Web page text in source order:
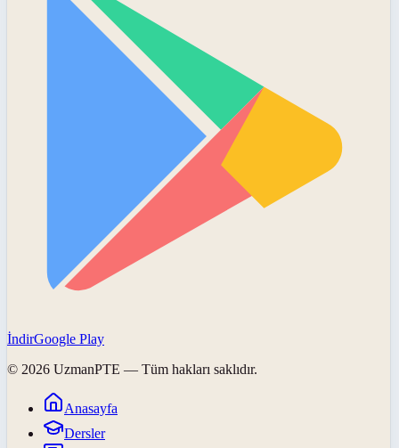
İndirGoogle Play
© 2026 UzmanPTE — Tüm hakları saklıdır.
Anasayfa
Dersler